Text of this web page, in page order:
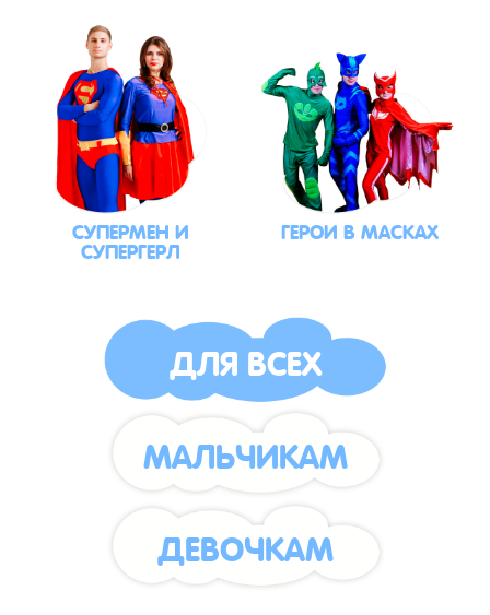
СУПЕРМЕН И
СУПЕРГЕРЛ ГЕРОИ В МАСКАХ
ДЛЯ ВСЕХ
МАЛЬЧИКАМ
ДЕВОЧКАМ